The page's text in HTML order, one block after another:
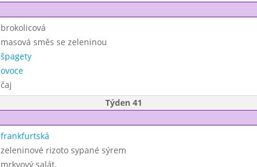
brokolicová
masová směs se zeleninou
špagety
ovoce
čaj
Týden 41
frankfurtská
zeleninové rizoto sypané sýrem
mrkvový salát,